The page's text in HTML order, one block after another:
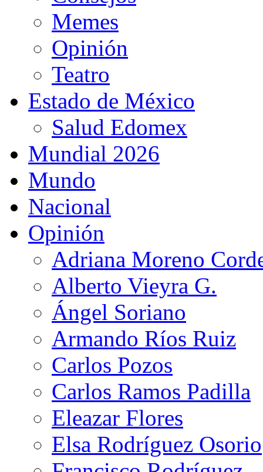
Memes
Opinión
Teatro
Estado de México
Salud Edomex
Mundial 2026
Mundo
Nacional
Opinión
Adriana Moreno
Alberto Vieyra G.
Ángel Soriano
Armando Ríos Ruiz
Carlos Pozos
Carlos Ramos Padilla
Eleazar Flores
Elsa Rodríguez Osorio